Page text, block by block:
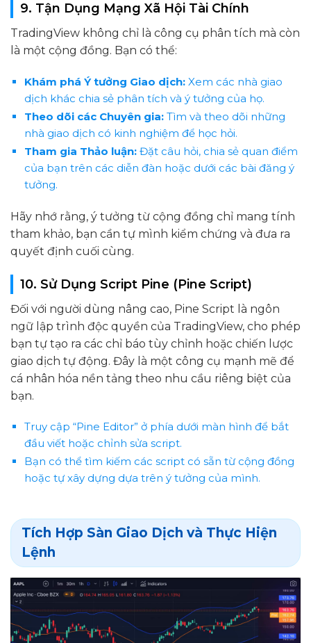
9. Tận Dụng Mạng Xã Hội Tài Chính
TradingView không chỉ là công cụ phân tích mà còn
là một cộng đồng. Bạn có thể:
Khám phá Ý tưởng Giao dịch:Xem các nhà giao
dịch khác chia sẻ phân tích và ý tưởng của họ.
Theo dõi các Chuyên gia:Tìm và theo dõi những
nhà giao dịch có kinh nghiệm để học hỏi.
Tham gia Thảo luận:Đặt câu hỏi, chia sẻ quan điểm
của bạn trên các diễn đàn hoặc dưới các bài đăng ý
tưởng.
Hãy nhớ rằng, ý tưởng từ cộng đồng chỉ mang tính
tham khảo, bạn cần tự mình kiểm chứng và đưa ra
quyết định cuối cùng.
10. Sử Dụng Script Pine (Pine Script)
Đối với người dùng nâng cao, Pine Script là ngôn
ngữ lập trình độc quyền của TradingView, cho phép
bạn tự tạo ra các chỉ báo tùy chỉnh hoặc chiến lược
giao dịch tự động. Đây là một công cụ mạnh mẽ để
cá nhân hóa nền tảng theo nhu cầu riêng biệt của
bạn.
Truy cập “Pine Editor” ở phía dưới màn hình để bắt
đầu viết hoặc chỉnh sửa script.
Bạn có thể tìm kiếm các script có sẵn từ cộng đồng
hoặc tự xây dựng dựa trên ý tưởng của mình.
Tích Hợp Sàn Giao Dịch và Thực Hiện
Lệnh